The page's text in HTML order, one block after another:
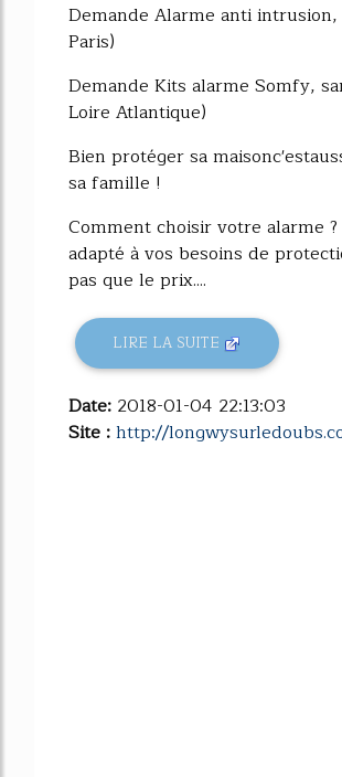
Demande Alarme anti intrusion,
Paris)
Demande Kits alarme Somfy,
Loire Atlantique)
Bien protéger sa
sa famille !
Comment choisir votre alarme
adapté à vos besoins de
pas que le prix....
LIRE LA SUITE
Date: 2018-01-04 22:13:03
Site :http://